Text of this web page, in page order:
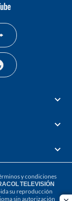
youtube-
y condiciones
TELEVISIÓN
su reproducción
sin autorización